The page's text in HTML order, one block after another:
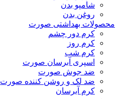
شامپو بدن
روغن بدن
محصولات بهداشتی صورت
کرم دور چشم
کرم روز
کرم شب
اسپری آبرسان صورت
ضد جوش صورت
ضد لک و روشن کننده صورت
کرم آبرسان